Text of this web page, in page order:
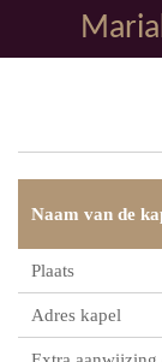
direct
Naam van de
Plaats
Adres kapel